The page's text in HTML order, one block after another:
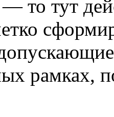
то тут
рамках,